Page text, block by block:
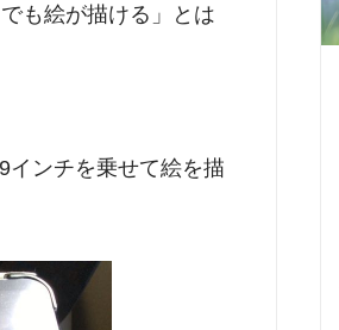
も絵が描ける」とは
インチを乗せて絵を描